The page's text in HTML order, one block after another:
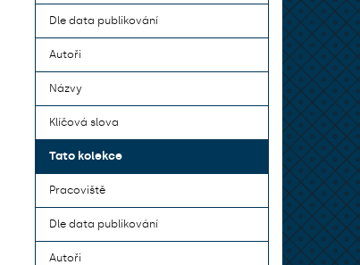
Dle data publikování
Autoři
Názvy
Klíčová slova
Tato kolekce
Pracoviště
Dle data publikování
Autoři